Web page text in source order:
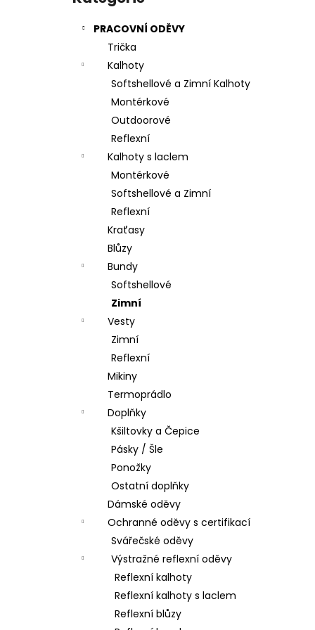
PRACOVNÍ ODĚVY
Trička
Kalhoty
Softshellové a Zimní Kalhoty
Montérkové
Outdoorové
Reflexní
Kalhoty s laclem
Montérkové
Softshellové a Zimní
Reflexní
Kraťasy
Blůzy
Bundy
Softshellové
Zimní
Vesty
Zimní
Reflexní
Mikiny
Termoprádlo
Doplňky
Kšiltovky a Čepice
Pásky / Šle
Ponožky
Ostatní doplňky
Dámské oděvy
Ochranné oděvy s certifikací
Svářečské oděvy
Výstražné reflexní oděvy
Reflexní kalhoty
Reflexní kalhoty s laclem
Reflexní blůzy